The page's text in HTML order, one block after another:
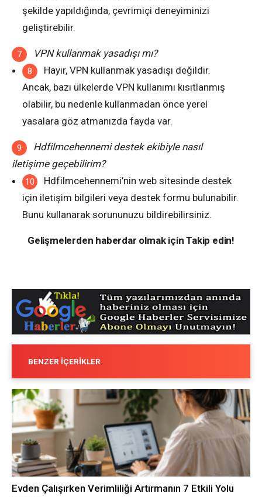
şekilde yapıldığında, çevrimiçi deneyiminizi
geliştirebilir.
VPN kullanmak yasadışı mı?
Hayır, VPN kullanmak yasadışı değildir.
Ancak, bazı ülkelerde VPN kullanımı kısıtlanmış
olabilir, bu nedenle kullanmadan önce yerel
yasalara göz atmanızda fayda var.
Hdfilmcehennemi destek ekibiyle nasıl
iletişime geçebilirim?
Hdfilmcehennemi’nin web sitesinde destek
için iletişim bilgileri veya destek formu bulunabilir.
Bunu kullanarak sorununuzu bildirebilirsiniz.
Gelişmelerden haberdar olmak için Takip edin!
BENZER İÇERIKLER
Evden Çalışırken Verimliliği Artırmanın 7 Etkili Yolu